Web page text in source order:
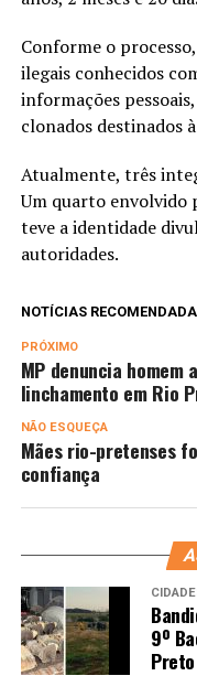
Conforme o
ilegais conhecidos
informações
clonados destinados
Atualmente, três
Um quarto envolvido
teve a identidade
autoridades.
NOTÍCIAS
PRÓXIMO
MP denuncia
linchamento em Rio
NÃO ESQUEÇA
Mães rio-pretenses
confiança
9º
Preto